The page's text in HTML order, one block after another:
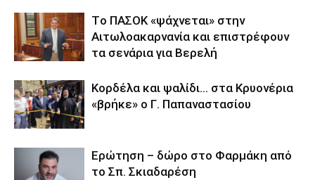
Tο ΠΑΣΟΚ «ψάχνεται» στην
Αιτωλοακαρνανία και επιστρέφουν
τα σενάρια για Βερελή
Κορδέλα και ψαλίδι… στα Κρυονέρια
«βρήκε» ο Γ. Παπαναστασίου
Eρώτηση – δώρο στο Φαρμάκη από
το Σπ. Σκιαδαρέση